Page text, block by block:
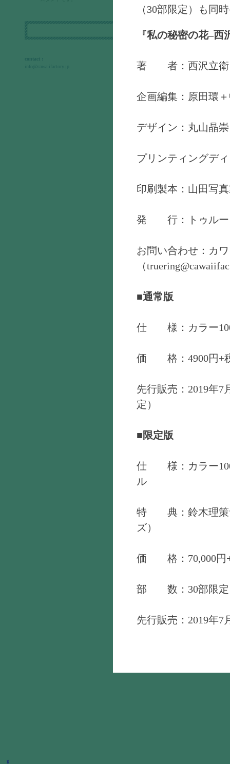
検
索:
contact :
（30部限定）も同
『私の秘密の花–西
著 者：西沢立衛
企画編集：原田環
デザイン：丸山晶
プリンティングデ
印刷製本：山田写
発 行：トゥルー
お問い合わせ：カ
（
■通常版
仕 様：カラー
価 格：4900円+
先行販売：2019年7
定）
■限定版
仕 様：カラー
ル
特 典：鈴木理策
ズ）
価 格：70,000円
部 数：30部限定
先行販売：2019年7